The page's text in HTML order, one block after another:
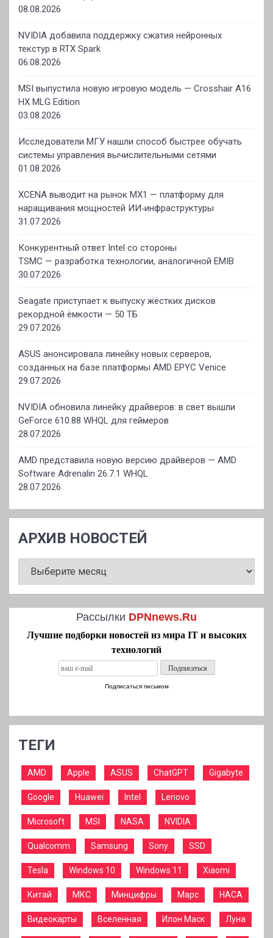
08.08.2026
NVIDIA добавила поддержку сжатия нейронных
текстур в RTX Spark
06.08.2026
MSI выпустила новую игровую модель — Crosshair A16
HX MLG Edition
03.08.2026
Исследователи МГУ нашли способ быстрее обучать
системы управления вычислительными сетями
01.08.2026
XCENA выводит на рынок MX1 — платформу для
наращивания мощностей ИИ‑инфраструктуры
31.07.2026
Конкурентный ответ Intel со стороны
TSMC — разработка технологии, аналогичной EMIB
30.07.2026
Seagate приступает к выпуску жёстких дисков
рекордной ёмкости — 50 ТБ
29.07.2026
ASUS анонсировала линейку новых серверов,
созданных на базе платформы AMD EPYC Venice
29.07.2026
NVIDIA обновила линейку драйверов: в свет вышли
GeForce 610.88 WHQL для геймеров
28.07.2026
AMD представила новую версию драйверов — AMD
Software Adrenalin 26.7.1 WHQL
28.07.2026
АРХИВ НОВОСТЕЙ
НОВОСТЕЙ
Рассылки DPNnews.Ru
Лучшие подборки новостей из мира IT и высоких
технологий
Подписаться письмом
ТЕГИ
AMD Apple ASUS ChatGPT Gigabyte
Google Huawei Intel Lenovo
Microsoft MSI NASA NVIDIA
Qualcomm Samsung Sony SSD
Tesla Windows 10 Windows 11 Xiaomi
Китай МКС Минцифры Марс НАСА
Видеокарты Вселенная Илон Маск Луна